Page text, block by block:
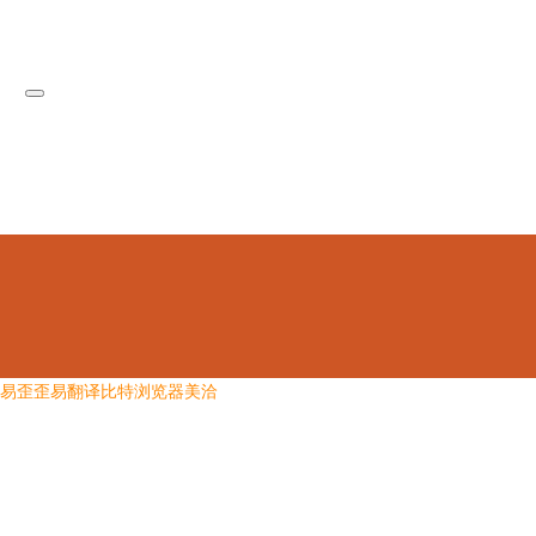
易歪歪易翻译比特浏览器美洽